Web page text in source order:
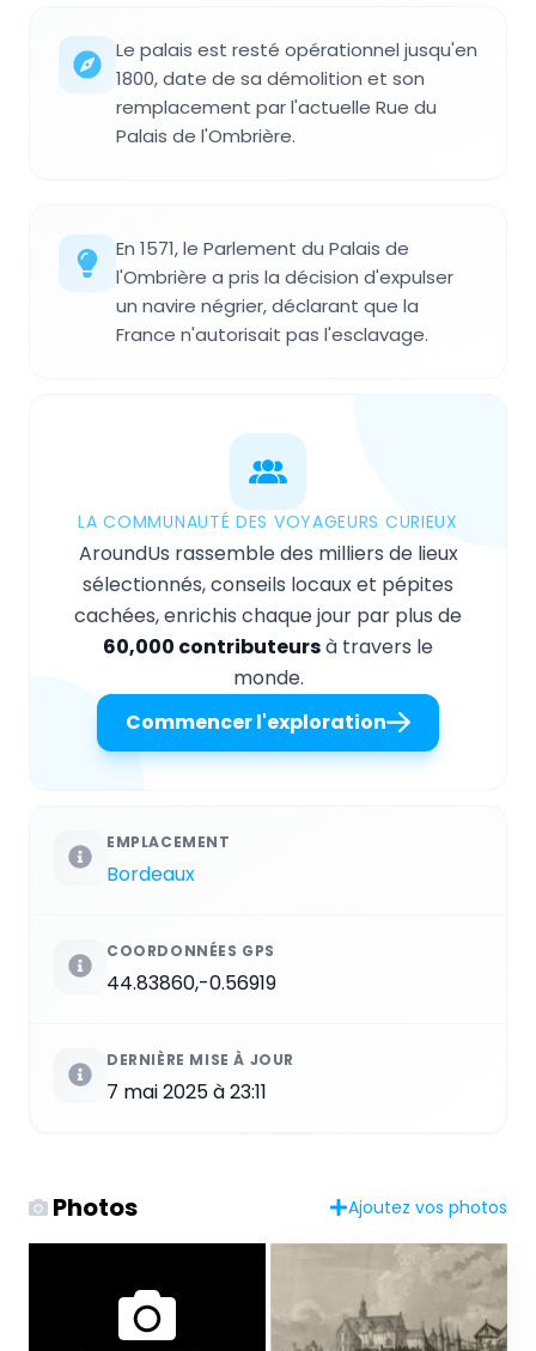
Le palais est resté opérationnel jusqu'en
1800, date de sa démolition et son
remplacement par l'actuelle Rue du
Palais de l'Ombrière.
En 1571, le Parlement du Palais de
l'Ombrière a pris la décision d'expulser
un navire négrier, déclarant que la
France n'autorisait pas l'esclavage.
LA COMMUNAUTÉ DES VOYAGEURS CURIEUX
AroundUs rassemble des milliers de lieux
sélectionnés, conseils locaux et pépites
cachées, enrichis chaque jour par plus de
60,000 contributeursà travers le
monde.
Commencer l'exploration
EMPLACEMENT
Bordeaux
COORDONNÉES GPS
44.83860,-0.56919
DERNIÈRE MISE À JOUR
7 mai 2025 à 23:11
Photos Ajoutez vos photos